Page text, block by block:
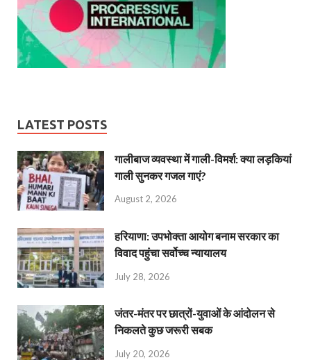
LATEST POSTS
गालीबाज व्‍यवस्‍था में गाली-विमर्श: क्या लड़कियां
गाली सुनकर गजल गाएं?
August 2, 2026
हरियाणा: उपभोक्ता आयोग बनाम सरकार का
विवाद पहुंचा सर्वोच्च न्यायालय
July 28, 2026
जंतर-मंतर पर छात्रों-युवाओं के आंदोलन से
निकलते कुछ जरूरी सबक
July 20, 2026